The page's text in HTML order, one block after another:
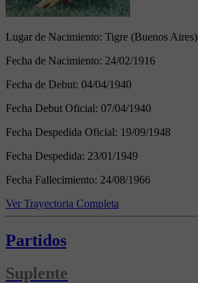
Lugar de Nacimiento: Tigre (Buenos Aires)
Fecha de Nacimiento: 24/02/1916
Fecha de Debut: 04/04/1940
Fecha Debut Oficial: 07/04/1940
Fecha Despedida Oficial: 19/09/1948
Fecha Despedida: 23/01/1949
Fecha Fallecimiento: 24/08/1966
Ver Trayectoria Completa
Partidos
Suplente